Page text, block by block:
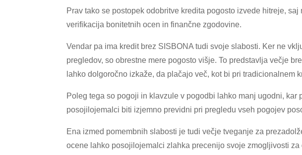
Prav tako se postopek odobritve kredita pogosto izvede hitreje, saj
verifikacija bonitetnih ocen in finančne zgodovine.
Vendar pa ima kredit brez SISBONA tudi svoje slabosti. Ker ne
pregledov, so obrestne mere pogosto višje. To predstavlja večje
lahko dolgoročno izkaže, da plačajo več, kot bi pri tradicionalnem
Poleg tega so pogoji in klavzule v pogodbi lahko manj ugodni, kar
posojilojemalci biti izjemno previdni pri pregledu vseh pogojev
Ena izmed pomembnih slabosti je tudi večje tveganje za
ocene lahko posojilojemalci zlahka precenijo svoje zmogljivosti